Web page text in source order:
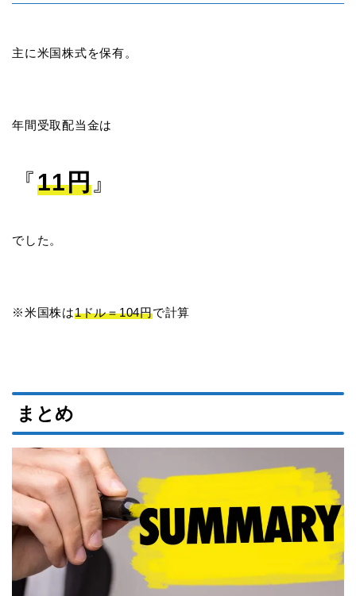
主に米国株式を保有。
年間受取配当金は
『11円 』
でした。
※米国株は1ドル＝104円で計算
まとめ